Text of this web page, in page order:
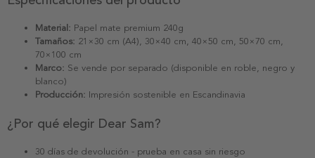
Material: Papel mate premium 240g
Tamaños: 21×30 cm (A4), 30×40 cm, 40×50 cm, 50×70 cm,
70×100 cm
Marco: Se vende por separado (disponible en roble, negro y
blanco)
Producción: Impresión sostenible en Escandinavia
¿Por qué elegir Dear Sam?
30 días de devolución - prueba en casa sin riesgo